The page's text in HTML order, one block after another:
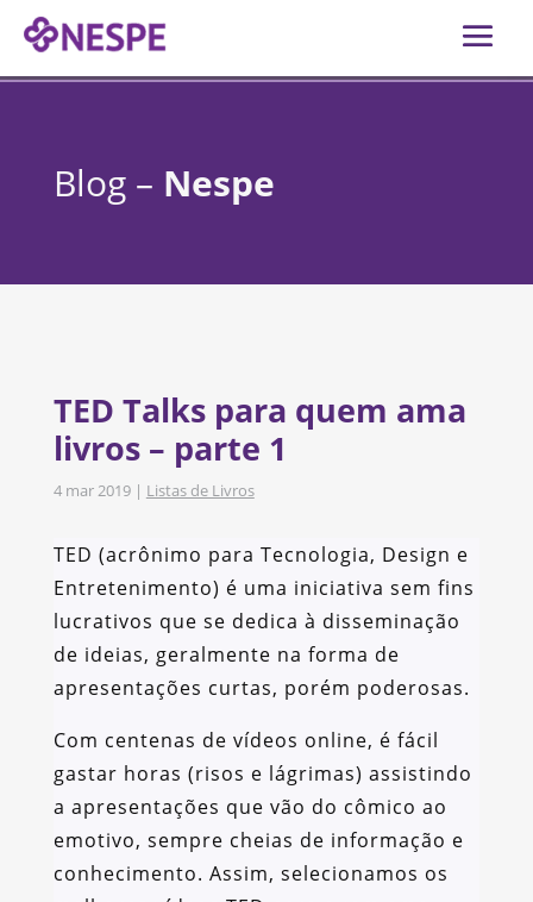
Blog – Nespe
TED Talks para quem ama
livros – parte 1
4 mar 2019| Listas de Livros
TED (acrônimo para Tecnologia, Design e
Entretenimento) é uma iniciativa sem fins
lucrativos que se dedica à disseminação
de ideias, geralmente na forma de
apresentações curtas, porém poderosas.
Com centenas de vídeos online, é fácil
gastar horas (risos e lágrimas) assistindo
a apresentações que vão do cômico ao
emotivo, sempre cheias de informação e
conhecimento. Assim, selecionamos os